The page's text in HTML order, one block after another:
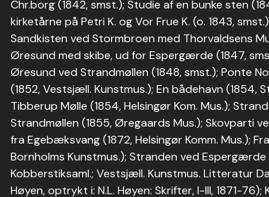
Chr.borg (1842, smst.); Studie af en bunke sten
kirketårne på Petri K. og Vor Frue K. (o. 1843,
Sandkisten ved Stormbroen med Thorvaldsens
Øresund med skibe, ud for Espergærde (1847,
Øresund ved Strandmøllen (1848, smst.); Ponte
(1852, Vestsjæll. Kunstmus.); En bådehavn (1854,
Tibberup Mølle (1854, Helsingør Kom. Mus.);
Strandmøllen (1855, Øregaards Mus.); Skovparti
fra Egebæksvang (1872, Helsingør Komm. Mus.);
Bornholms Kunstmus.); Stranden ved Espergærde
Kobberstiksaml.; Vestsjæll. Kunstmus. Litteratur
Høyen, optrykt i: N.L. Høyen: Skrifter, I-III, 1871-